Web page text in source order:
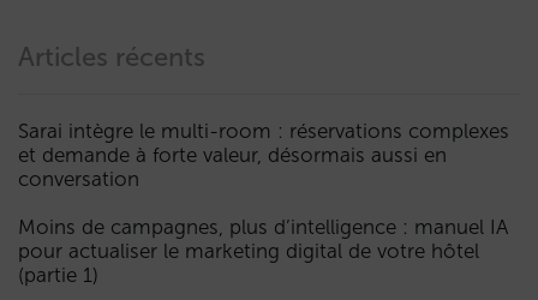
Articles récents
Sarai intègre le multi-room : réservations complexes
et demande à forte valeur, désormais aussi en
conversation
Moins de campagnes, plus d’intelligence : manuel IA
pour actualiser le marketing digital de votre hôtel
(partie 1)